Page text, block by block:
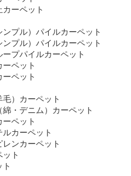
ーペット
ンプル）パイルカーペット
ンプル）パイルカーペット
ープパイルカーペット
ーペット
ペット
毛）カーペット
綿・デニム）カーペット
ペット
カーペット
ンカーペット
ット